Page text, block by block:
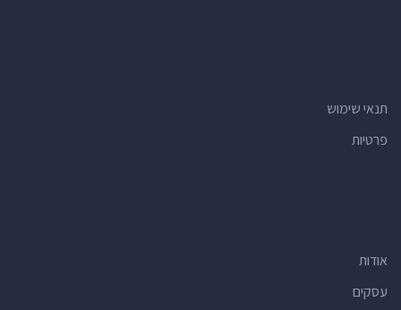
תנאי שימוש
פרטיות
אודות
עסקים